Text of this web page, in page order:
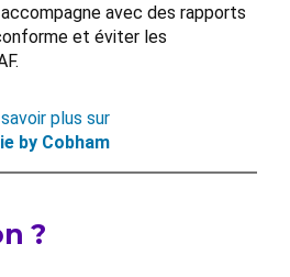
avec des rapports
et éviter les
savoir plus sur
by Cobham
?